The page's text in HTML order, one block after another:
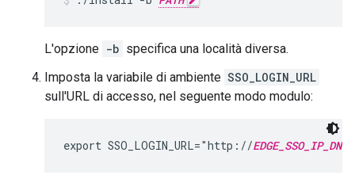
L'opzione -b specifica una località diversa.
Imposta la variabile di ambiente SSO_LOGIN_URL
sull'URL di accesso, nel seguente modo modulo:
export SSO_LOGIN_URL="http://EDGE_SSO_IP_DNS